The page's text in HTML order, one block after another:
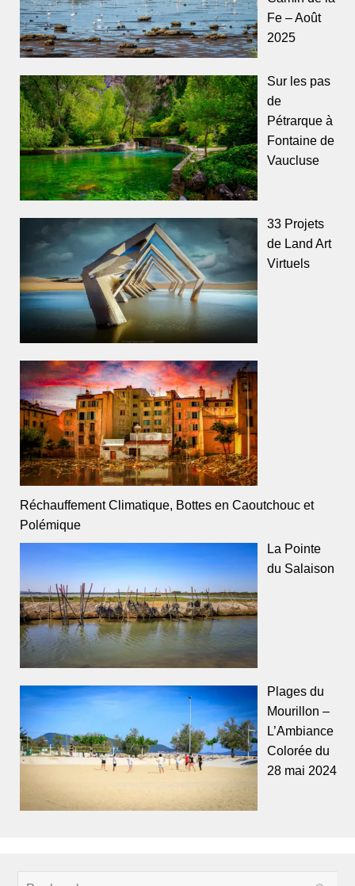
Fe – Août
2025
Sur les pas
de
Pétrarque à
Fontaine de
Vaucluse
33 Projets
de Land Art
Virtuels
Réchauffement Climatique, Bottes en Caoutchouc et
Polémique
La Pointe
du Salaison
Plages du
Mourillon –
L’Ambiance
Colorée du
28 mai 2024